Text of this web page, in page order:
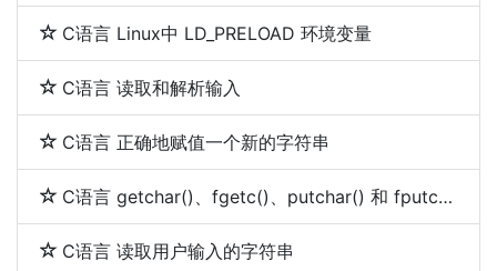
C语言 Linux中 LD_PRELOAD 环境变量
C语言 读取和解析输入
C语言 正确地赋值一个新的字符串
C语言 getchar()、fgetc()、putchar() 和 fputc()使用区别(int和char)
C语言 读取用户输入的字符串